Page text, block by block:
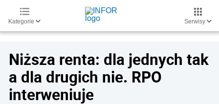
Kategorie Serwisy
Niższa renta: dla jednych tak
a dla drugich nie. RPO
interweniuje